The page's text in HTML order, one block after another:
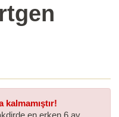
kalmamıştır!